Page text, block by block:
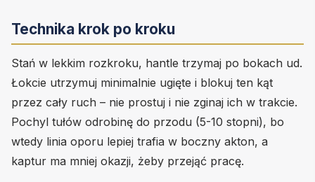
Technika krok po kroku
Stań w lekkim rozkroku, hantle trzymaj po bokach ud.
Łokcie utrzymuj minimalnie ugięte i blokuj ten kąt
przez cały ruch – nie prostuj i nie zginaj ich w trakcie.
Pochyl tułów odrobinę do przodu (5-10 stopni), bo
wtedy linia oporu lepiej trafia w boczny akton, a
kaptur ma mniej okazji, żeby przejąć pracę.